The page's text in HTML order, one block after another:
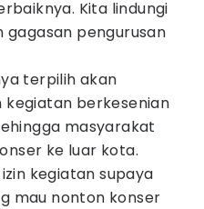
Kita lindungi
pengurusan
terpilih akan
kegiatan berkesenian
masyarakat
ke luar kota.
kegiatan supaya
mau nonton konser